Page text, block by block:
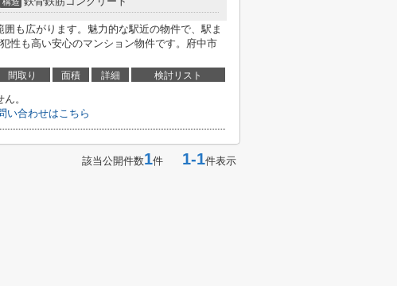
も広がります。魅力的な駅近の物件で、駅ま
性も高い安心のマンション物件です。府中市
間取り 面積 詳細 検討リスト
。
い合わせはこちら
該当公開件数1件 1-1件表示